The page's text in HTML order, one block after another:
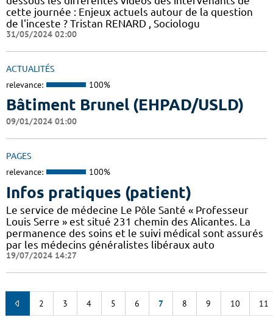
cette journée : Enjeux actuels autour de la question
de l'inceste ? Tristan RENARD , Sociologu
31/05/2024 02:00
ACTUALITÉS
relevance: 100%
Bâtiment Brunel (EHPAD/USLD)
09/01/2024 01:00
PAGES
relevance: 100%
Infos pratiques (patient)
Le service de médecine Le Pôle Santé « Professeur
Louis Serre » est situé 231 chemin des Alicantes. La
permanence des soins et le suivi médical sont assurés
par les médecins généralistes libéraux auto
19/07/2024 14:27
2 3 4 5 6 7 8 9 10 11